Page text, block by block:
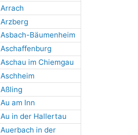
Arrach
Arzberg
Asbach-Bäumenheim
Aschaffenburg
Aschau im Chiemgau
Aschheim
Aßling
Au am Inn
Au in der Hallertau
Auerbach in der